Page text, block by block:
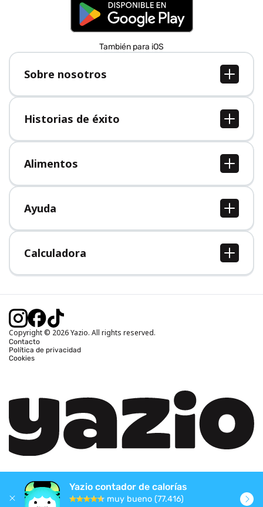
También para iOS
Sobre nosotros
Sobre nosotros
Empleo
Prensa
Historias de éxito
Todas las historias de éxito
Alimentos
Todos los alimentos
Ayuda
Centro de ayuda
Calculadora
Calcular IMC
Calcular peso ideal
Calcular calorías quemadas
Copyright © 2026 Yazio. All rights reserved.
Contacto
Política de privacidad
Cookies
Yazio contador de calorías
muy bueno (77.416)